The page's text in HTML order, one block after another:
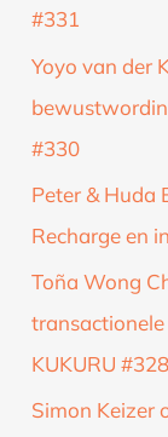
#331
Yoyo van der
#330
Peter & Huda
Recharge en
Toña Wong
KUKURU #328
Simon Keizer